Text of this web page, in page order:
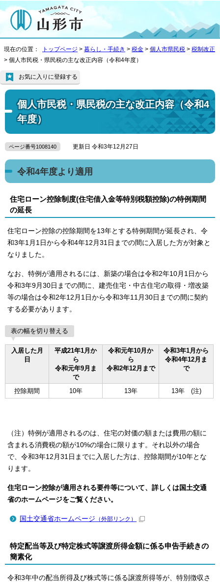
現在の位置： トップページ > 暮らし・手続き > 税金 > 個人市県民税 > 税制改正
> 個人市民税・県民税の主な改正内容（令和4年度）
個人市民税・県民税の主な改正内容（令和4
年度）
お気に入りに登録する
ページ番号1008140 更新日 令和3年12月27日
令和4年度より適用
住宅ローン控除制度(住宅借入金等特別税額控除)の特例期間
の延長
住宅ローン控除の控除期間を13年とする特例期間が延長され、令
和3年1月1日から令和4年12月31日までの間に入居した方が対象と
なりました。
なお、特例が適用されるには、新築の場合は令和2年10月1日から
令和3年9月30日までの間に、建売住宅・中古住宅の取得・増改築
等の場合は令和2年12月1日から令和3年11月30日までの間に契約
する必要があります。
表の幅を切り替える
入居した月
日
平成21年1月か
ら
令和元年9月ま
で
令和元年10月か
ら
令和2年12月まで
令和3年1月から
令和4年12月ま
で
控除期間 10年 13年 13年 (注)
（注）特例が適用されるのは、住宅の対価の額または費用の額に
含まれる消費税の額が10%の場合に限ります。それ以外の場合
で、令和3年12月31日までに入居した方は、控除期間が10年とな
ります。
住宅ローン控除が適用される要件等について、詳しくは国土交通
省のホームページをご覧ください。
国土交通省ホームページ （外部リンク）
特定配当等及び特定株式等譲渡所得金額に係る申告手続きの
簡素化
令和3年中の配当所得及び株式等に係る譲渡所得等が、特別徴収さ